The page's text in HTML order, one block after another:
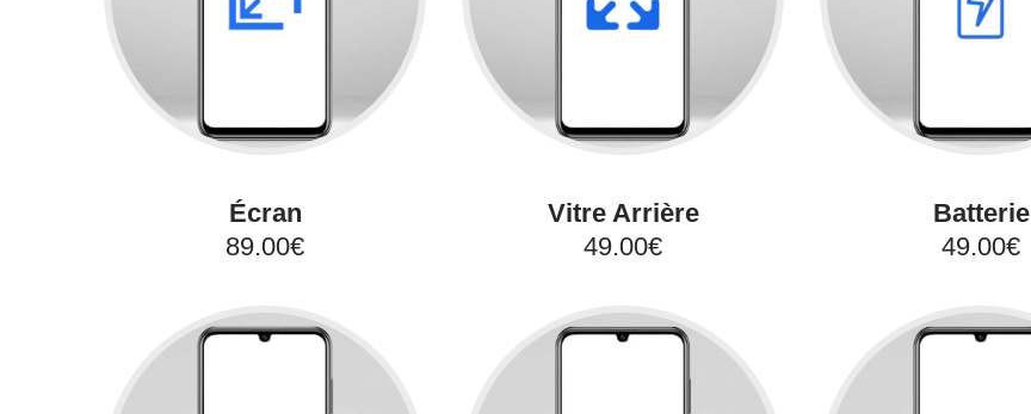
Écran
89.00€
Vitre Arrière
49.00€
Batterie
49.00€